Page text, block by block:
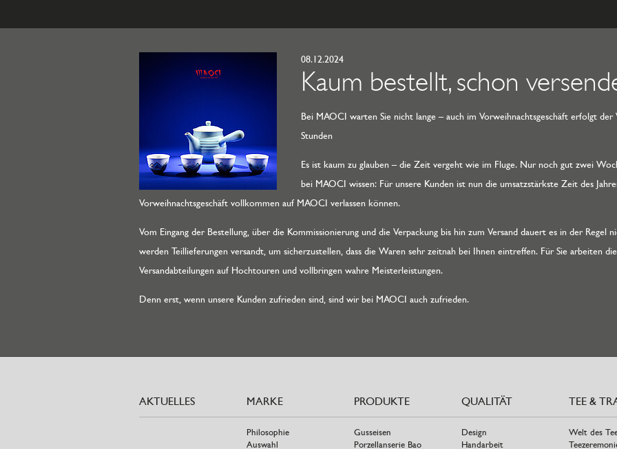
08.12.2024
Kaum bestellt, schon
Bei MAOCI warten Sie nicht lange – auch im Vorweihnachtsgeschäft erfolgt der
Stunden
Es ist kaum zu glauben – die Zeit vergeht wie im Fluge. Nur noch gut zwei
bei MAOCI wissen: Für unsere Kunden ist nun die umsatzstärkste Zeit des
Vorweihnachtsgeschäft vollkommen auf MAOCI verlassen können.
Vom Eingang der Bestellung, über die Kommissionierung und die Verpackung bis hin zum Versand dauert es in der Regel
werden Teillieferungen versandt, um sicherzustellen, dass die Waren sehr zeitnah bei Ihnen eintreffen. Für Sie arbeiten
Versandabteilungen auf Hochtouren und vollbringen wahre Meisterleistungen.
Denn erst, wenn unsere Kunden zufrieden sind, sind wir bei MAOCI auch zufrieden.
AKTUELLES MARKE
Philosophie
Auswahl
PRODUKTE
Gusseisen
Porzellanserie Bao
QUALITÄT
Design
Handarbeit
TEE &
Welt des